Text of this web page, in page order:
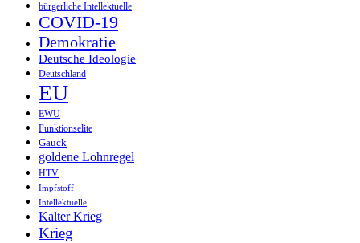
bürgerliche Intellektuelle
COVID-19
Demokratie
Deutsche Ideologie
Deutschland
EU
EWU
Funktionselite
Gauck
goldene Lohnregel
HTV
Impfstoff
Intellektuelle
Kalter Krieg
Krieg